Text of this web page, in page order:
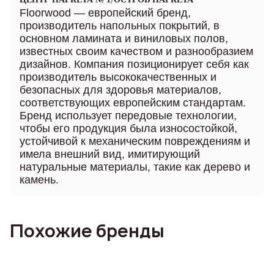
Floorwood — европейский бренд,
производитель напольных покрытий, в
основном ламината и виниловых полов,
известных своим качеством и разнообразием
дизайнов. Компания позиционирует себя как
производитель высококачественных и
безопасных для здоровья материалов,
соответствующих европейским стандартам.
Бренд использует передовые технологии,
чтобы его продукция была износостойкой,
устойчивой к механическим повреждениям и
имела внешний вид, имитирующий
натуральные материалы, такие как дерево и
камень.
Похожие бренды